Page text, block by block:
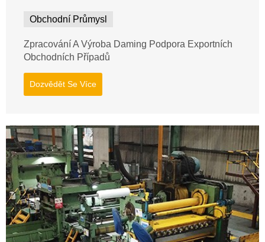
Obchodní Průmysl
Zpracování A Výroba Daming Podpora Exportních
Obchodních Případů
Dozvědět Se Více